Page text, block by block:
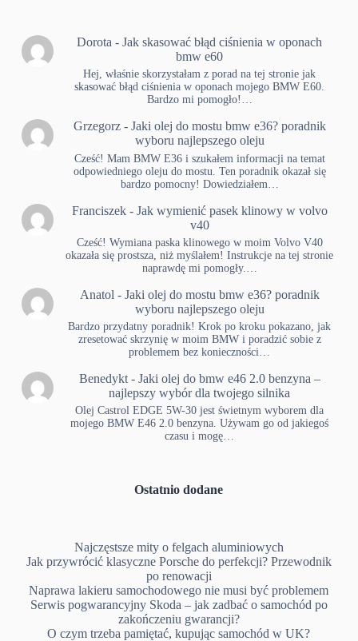
Dorota -Jak skasować błąd ciśnienia w oponach
bmw e60
Hej, właśnie skorzystałam z porad na tej stronie jak
skasować błąd ciśnienia w oponach mojego BMW E60.
Bardzo mi pomogło!…
Grzegorz- Jaki olej do mostu bmw e36? poradnik
wyboru najlepszego oleju
Cześć! Mam BMW E36 i szukałem informacji na temat
odpowiedniego oleju do mostu. Ten poradnik okazał się
bardzo pomocny! Dowiedziałem…
Franciszek- Jak wymienić pasek klinowy w volvo
v40
Cześć! Wymiana paska klinowego w moim Volvo V40
okazała się prostsza, niż myślałem! Instrukcje na tej stronie
naprawdę mi pomogły.…
Anatol - Jaki olej do mostu bmw e36? poradnik
wyboru najlepszego oleju
Bardzo przydatny poradnik! Krok po kroku pokazano, jak
zresetować skrzynię w moim BMW i poradzić sobie z
problemem bez konieczności…
Benedykt- Jaki olej do bmw e46 2.0 benzyna –
najlepszy wybór dla twojego silnika
Olej Castrol EDGE 5W-30 jest świetnym wyborem dla
mojego BMW E46 2.0 benzyna. Używam go od jakiegoś
czasu i mogę…
Ostatnio dodane
Najczęstsze mity o felgach aluminiowych
Jak przywrócić klasyczne Porsche do perfekcji? Przewodnik
po renowacji
Naprawa lakieru samochodowego nie musi być problemem
Serwis pogwarancyjny Skoda – jak zadbać o samochód po
zakończeniu gwarancji?
O czym trzeba pamiętać, kupując samochód w UK?